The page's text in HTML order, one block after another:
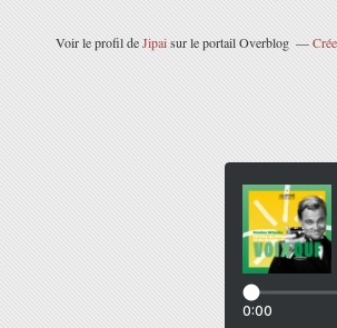
Voir le profil deJipaisur le portail Overblog
0:00